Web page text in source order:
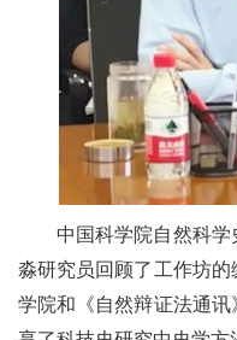
中国科学院自然科
淼研究员回顾了工作坊
学院和《自然辩证法通